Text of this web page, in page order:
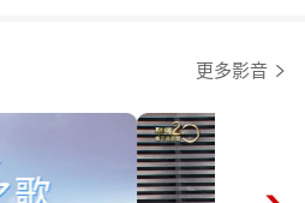
更多影音